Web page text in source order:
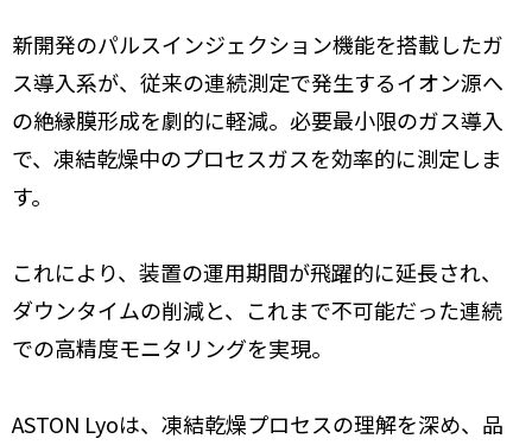
新開発のパルスインジェクション機能を搭載したガ
ス導入系が、従来の連続測定で発生するイオン源へ
の絶縁膜形成を劇的に軽減。必要最小限のガス導入
で、凍結乾燥中のプロセスガスを効率的に測定しま
す。
これにより、装置の運用期間が飛躍的に延長され、
ダウンタイムの削減と、これまで不可能だった連続
での高精度モニタリングを実現。
ASTON Lyoは、凍結乾燥プロセスの理解を深め、品